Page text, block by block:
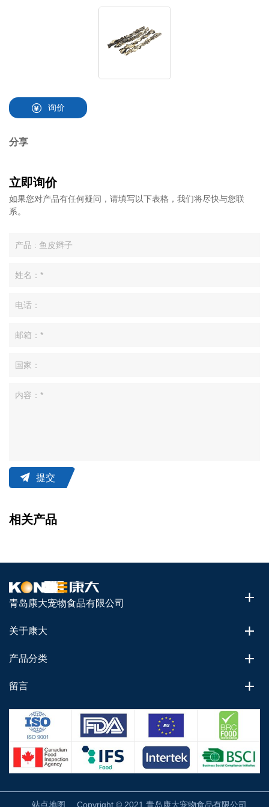
询价
分享
立即询价
如果您对产品有任何疑问，请填写以下表格，我们将尽快与您联
系。
提交
相关产品
青岛康大宠物食品有限公司
关于康大
产品分类
留言
站点地图 Copyright © 2021 青岛康大宠物食品有限公司